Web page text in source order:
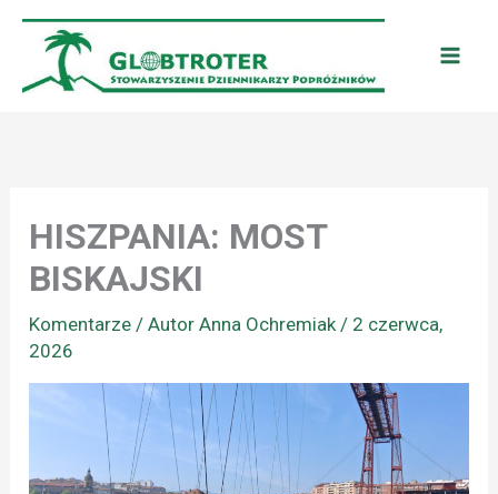
Przejdź
treści
HISZPANIA: MOST
BISKAJSKI
Komentarze / Autor Anna Ochremiak/ 2 czerwca,
2026